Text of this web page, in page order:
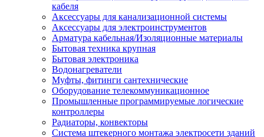
кабеля
Аксессуары для канализационной системы
Аксессуары для электроинструментов
Арматура кабельная/Изоляционные материалы
Бытовая техника крупная
Бытовая электроника
Водонагреватели
Муфты, фитинги сантехнические
Оборудование телекоммуникационное
Промышленные программируемые логические
контроллеры
Радиаторы, конвекторы
Система штекерного монтажа электросети зданий